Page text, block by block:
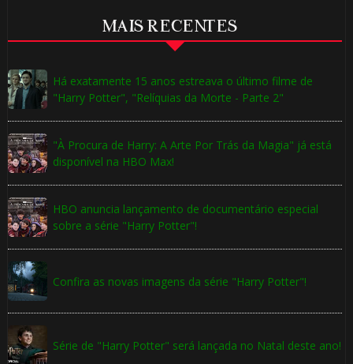
MAIS RECENTES
Há exatamente 15 anos estreava o último filme de
"Harry Potter", "Relíquias da Morte - Parte 2"
"À Procura de Harry: A Arte Por Trás da Magia" já está
disponível na HBO Max!
HBO anuncia lançamento de documentário especial
sobre a série "Harry Potter"!
Confira as novas imagens da série "Harry Potter"!
Série de "Harry Potter" será lançada no Natal deste ano!